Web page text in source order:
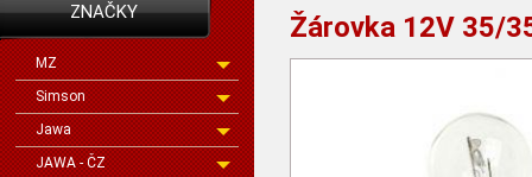
ZNAČKY
MZ
Simson
Jawa
JAWA - ČZ
Žárovka 12V 35/